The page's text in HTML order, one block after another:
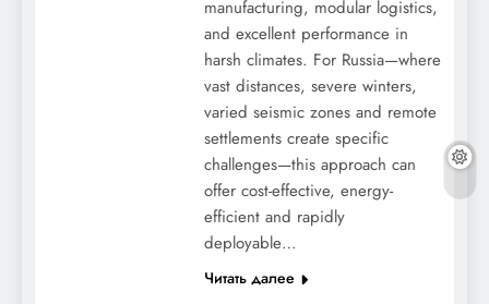
manufacturing, modular logistics,
and excellent performance in
harsh climates. For Russia—where
vast distances, severe winters,
varied seismic zones and remote
settlements create specific
challenges—this approach can
offer cost-effective, energy-
efficient and rapidly
deployable…
Читать далее